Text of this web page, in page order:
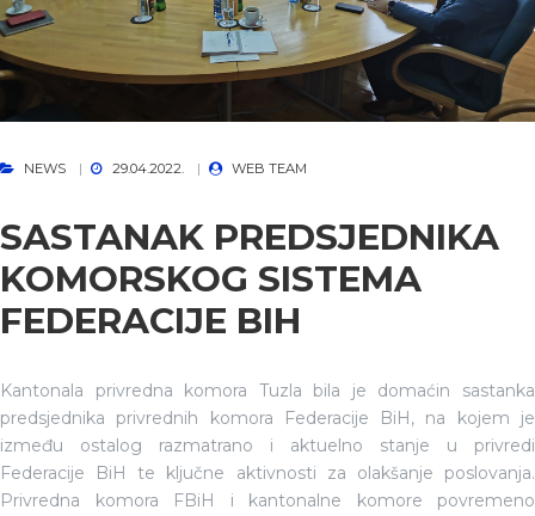
NEWS 29.04.2022. WEB TEAM
SASTANAK PREDSJEDNIKA
KOMORSKOG SISTEMA
FEDERACIJE BIH
Kantonala privredna komora Tuzla bila je domaćin sastanka
predsjednika privrednih komora Federacije BiH, na kojem je
između ostalog razmatrano i aktuelno stanje u privredi
Federacije BiH te ključne aktivnosti za olakšanje poslovanja.
Privredna komora FBiH i kantonalne komore povremeno